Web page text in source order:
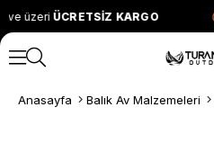
ve üzeri ÜCRETSİZ KARGO
Anasayfa Balık Av Malzemeleri